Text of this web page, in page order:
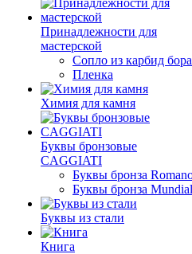
Принадлежности для
мастерской
Сопло из карбид бора
Пленка
Химия для камня
Буквы бронзовые
CAGGIATI
Буквы бронза
Буквы бронза Mundial
Буквы из стали
Книга